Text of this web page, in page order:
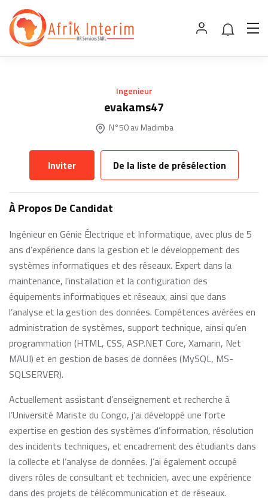
Ingenieur
evakams47
N°50 av Madimba
Inviter De la liste de présélection
À Propos De Candidat
Ingénieur en Génie Électrique et Informatique, avec plus de 5
ans d’expérience dans la gestion et le développement des
systèmes informatiques et des réseaux. Expert dans la
maintenance, l’installation et la configuration des
équipements informatiques et réseaux, ainsi que dans
l’analyse et la gestion des données. Compétences avérées en
administration de systèmes, support technique, ainsi qu’en
programmation (HTML, CSS, ASP.NET Core, Xamarin, Net
MAUI) et en gestion de bases de données (MySQL, MS-
SQLSERVER).
Actuellement assistant d’enseignement et recherche à
l’Université Mariste du Congo, j’ai développé une forte
expertise en gestion des systèmes d’information, résolution
des incidents techniques, et encadrement des étudiants dans
la collecte et l’analyse de données. J’ai également occupé
divers rôles de consultant et technicien, avec une expérience
dans des projets de télécommunication et de réseaux.